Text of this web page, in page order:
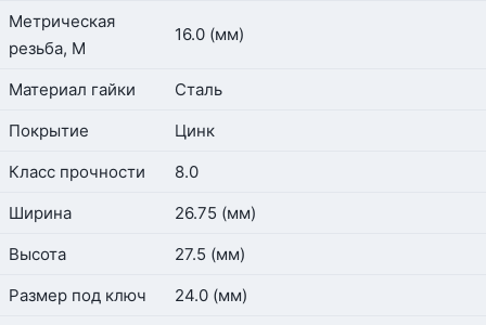
Метрическая
резьба, М
16.0 (мм)
Материал гайки
Сталь
Покрытие
Цинк
Класс прочности
8.0
Ширина
26.75 (мм)
Высота
27.5 (мм)
Размер под ключ
24.0 (мм)